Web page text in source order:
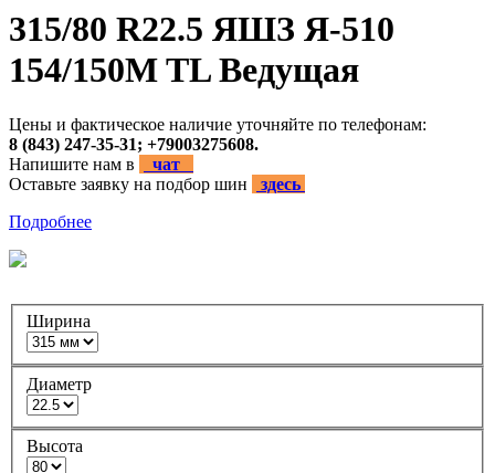
315/80 R22.5 ЯШЗ Я-510
154/150M TL Ведущая
Цены и фактическое наличие уточняйте по телефонам:
8 (843) 247-35-31; +79003275608.
Напишите нам в
чат
Оставьте заявку на подбор шин
здесь
Подробнее
Ширина
Диаметр
Высота